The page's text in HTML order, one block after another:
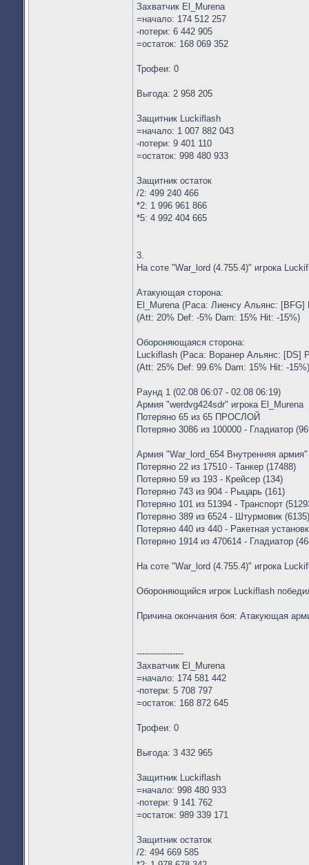
Захватчик El_Murena
=начало: 174 512 257
-потери: 6 442 905
=остаток: 168 069 352
Трофеи: 0
Выгода: 2 958 205
Защитник Luckiflash
=начало: 1 007 882 043
-потери: 9 401 110
=остаток: 998 480 933
Защитник остаток
/2: 499 240 466
*2: 1 996 961 866
*5: 4 992 404 665
3.
На соте "War_lord (4.755.4)" игрока
Атакующая сторона:
El_Murena (Раса: Лиенсу Альянс:
(Att: 20% Def: -5% Dam: 15% Hit: -15%)
Обороняющаяся сторона:
Luckiflash (Раса: Воранер Альянс: [DS]
(Att: 25% Def: 99.6% Dam: 15% Hit: -15%)
Раунд 1 (02.08 06:07 - 02.08 06:19)
Армия "werdvg424sdr" игрока El_Murena
Потеряно 65 из 65 ПРОСЛОЙ
Потеряно 3086 из 100000 - Гладиатор
Армия "War_lord_654 Внутренняя
Потеряно 22 из 17510 - Танкер (17488)
Потеряно 59 из 193 - Крейсер (134)
Потеряно 743 из 904 - Рыцарь (161)
Потеряно 101 из 51394 - Транспорт
Потеряно 389 из 6524 - Штурмовик (6135)
Потеряно 440 из 440 - Ракетная
Потеряно 1914 из 470614 - Гладиатор
На соте "War_lord (4.755.4)" игрока
Обороняющийся игрок Luckiflash
Причина окончания боя: Атакующая
-----------------
Захватчик El_Murena
=начало: 174 581 442
-потери: 5 708 797
=остаток: 168 872 645
Трофеи: 0
Выгода: 3 432 965
Защитник Luckiflash
=начало: 998 480 933
-потери: 9 141 762
=остаток: 989 339 171
Защитник остаток
/2: 494 669 585